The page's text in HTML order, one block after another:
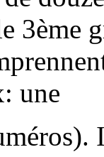
3ème
une